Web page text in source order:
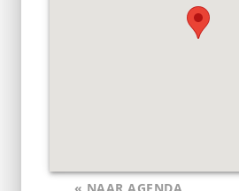
« NAAR AGENDA